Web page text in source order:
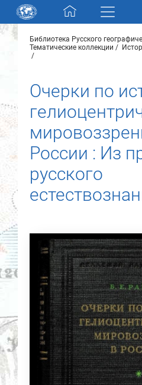
Skip navigation
Разделы и коллекции
Новости
О нас
Контакты
Партнеры
Библиотека Русского
Тематические коллекции
Очерки по
России : Из
русского